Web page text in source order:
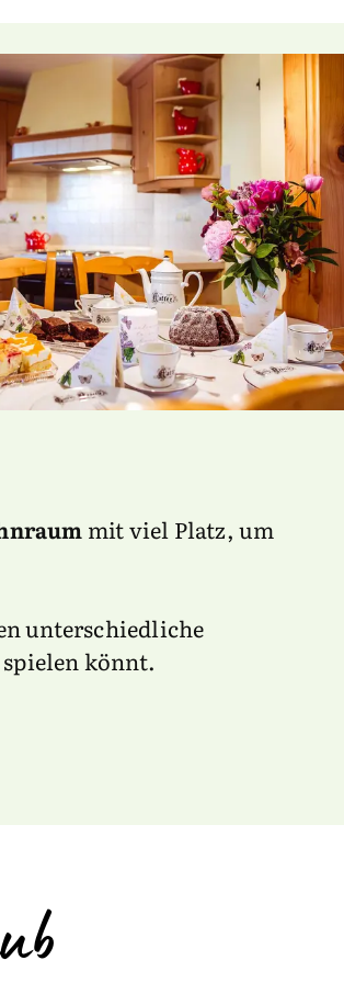
mit viel Platz, um
unterschiedliche
könnt.